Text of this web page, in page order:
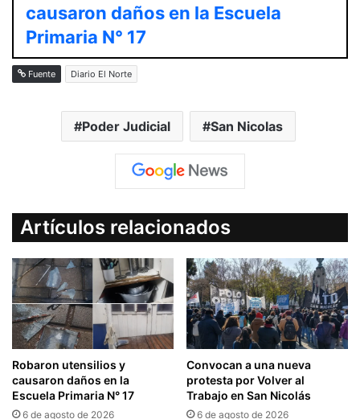
causaron daños en la Escuela
Primaria N° 17
Fuente Diario El Norte
Poder Judicial San Nicolas
Artículos relacionados
Robaron utensilios y
causaron daños en la
Escuela Primaria N° 17
6 de agosto de 2026
Convocan a una nueva
protesta por Volver al
Trabajo en San Nicolás
6 de agosto de 2026